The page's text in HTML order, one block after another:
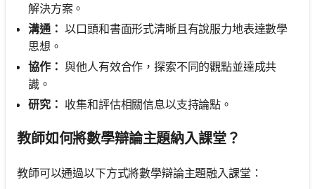
解決方案。
溝通： 以口頭和書面形式清晰且有說服力地表達數學
思想。
協作： 與他人有效合作，探索不同的觀點並達成共
識。
研究： 收集和評估相關信息以支持論點。
教師如何將數學辯論主題納入課堂？
教師可以通過以下方式將數學辯論主題融入課堂：